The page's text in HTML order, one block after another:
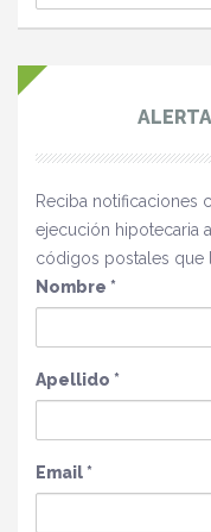
Reciba notificaciones
ejecución hipotecaria
códigos postales que
Nombre *
Apellido *
Email*